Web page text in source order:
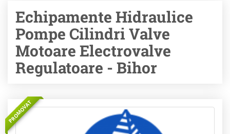
Echipamente Hidraulice
Pompe Cilindri Valve
Motoare Electrovalve
Regulatoare - Bihor
PROMOVAT